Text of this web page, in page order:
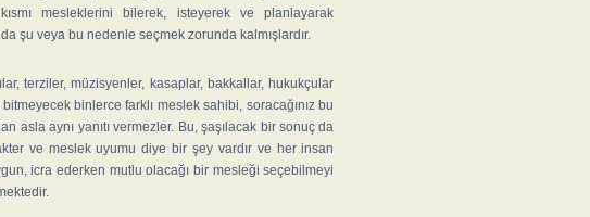
mesleklerini bilerek, isteyerek ve planlayarak
da şu veya bu nedenle seçmek zorunda kalmışlardır.
terziler, müzisyenler, kasaplar, bakkallar, hukukçular
binlerce farklı meslek sahibi, soracağınız bu
asla aynı yanıtı vermezler. Bu, şaşılacak bir sonuç da
ve meslek uyumu diye bir şey vardır ve her insan
icra ederken mutlu olacağı bir mesleği seçebilmeyi